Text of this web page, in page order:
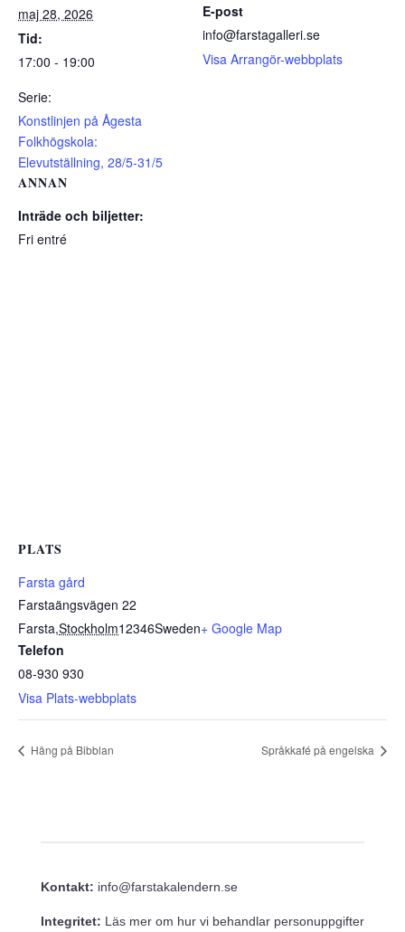
maj 28, 2026
Tid:
17:00 - 19:00
Serie:
Konstlinjen på Ågesta
Folkhögskola:
Elevutställning, 28/5-31/5
E-post
info@farstagalleri.se
Visa Arrangör-webbplats
ANNAN
Inträde och biljetter:
Fri entré
PLATS
Farsta gård
Farstaängsvägen 22
Farsta,Stockholm12346Sweden+ Google Map
Telefon
08-930 930
Visa Plats-webbplats
Häng på Bibblan Språkkafé på engelska
Kontakt: info@farstakalendern.se
Integritet: Läs mer om hur vi behandlar personuppgifter